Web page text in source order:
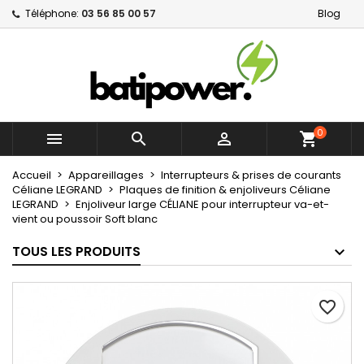
Téléphone: 03 56 85 00 57 Blog
   shopping_cart0
Accueil Appareillages
Interrupteurs & prises de courants
Céliane LEGRAND
Plaques de finition & enjoliveurs Céliane
LEGRAND
Enjoliveur large CÉLIANE pour interrupteur va-et-
vient ou poussoir Soft blanc
TOUS LES PRODUITS
favorite_border
Mes listes d'envies ×
Créer une nouvelle liste
Créer une liste d'envies ×
Nom de la liste d'envies
Annuler Créer une liste d'envies
Connexion ×
Vous devez être connecté pour ajouter des produits
à votre liste d'envies.
Annuler Connexion